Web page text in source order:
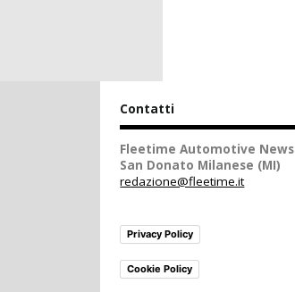
Contatti
Fleetime Automotive News
San Donato Milanese (MI)
redazione@fleetime.it
Privacy Policy
Cookie Policy